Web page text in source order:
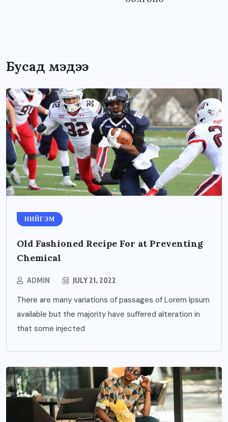
Бусад мэдээ
НИЙГЭМ
Old Fashioned Recipe For at Preventing
Chemical
ADMIN JULY 21, 2022
There are many variations of passages of Lorem Ipsum
available but the majority have suffered alteration in
that some injected